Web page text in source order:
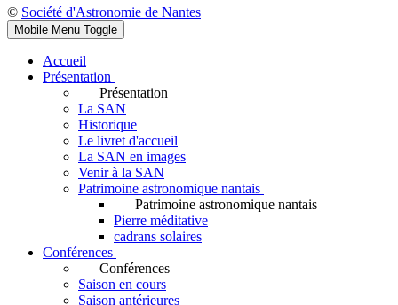
© Société d'Astronomie de Nantes
Mobile Menu Toggle
Accueil
Présentation
Présentation
La SAN
Historique
Le livret d'accueil
La SAN en images
Venir à la SAN
Patrimoine astronomique nantais
Patrimoine astronomique nantais
Pierre méditative
cadrans solaires
Conférences
Conférences
Saison en cours
Saison antérieures